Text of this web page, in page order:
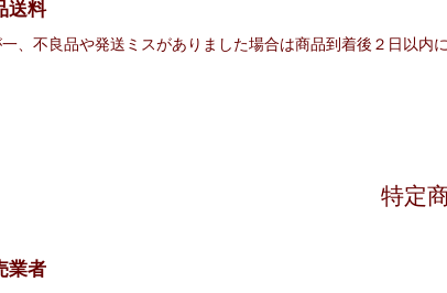
送料
、不良品や発送ミスがありました場合は商品到着後２日以内
特定
業者